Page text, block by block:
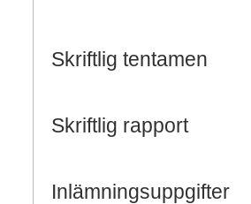
Skriftlig tentamen
Skriftlig rapport
Inlämningsuppgifter